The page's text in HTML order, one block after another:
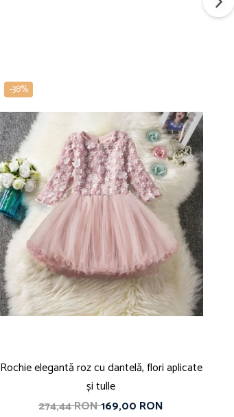
-38%
Rochie elegantă roz cu dantelă, flori aplicate
și tulle
274,44 RON169,00 RON